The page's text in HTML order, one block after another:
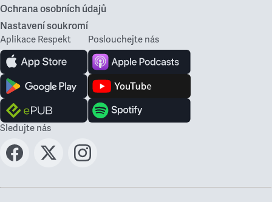
Ochrana osobních údajů
Nastavení soukromí
Aplikace Respekt Poslouchejte nás
Sledujte nás